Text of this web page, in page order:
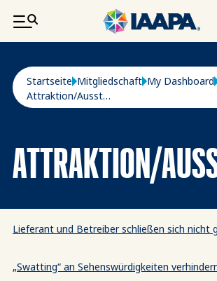
DIREKT ZUM INHALT
Pfadnavigation
Startseite Mitgliedschaft My Dashboard
Attraktion/Ausstellungsbetrieb
ATTRAKTION/
Lieferant und Betreiber schließen sich nicht
„Swatting“ an Sehenswürdigkeiten